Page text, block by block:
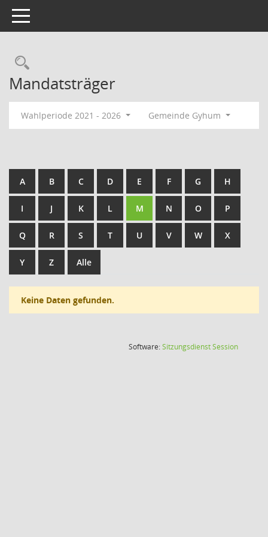
Toggle navigation
Rechercheauswahl
Mandatsträger
Wahlperiode 2021 - 2026 Gemeinde Gyhum
A B C D E F G H
I J K L M N O P
Q R S T U V W X
Y Z Alle
Keine Daten gefunden.
Software:SitzungsdienstSession(Wird in